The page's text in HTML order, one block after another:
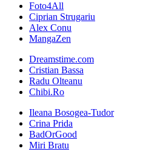
Foto4All
Ciprian Strugariu
Alex Conu
MangaZen
Dreamstime.com
Cristian Bassa
Radu Olteanu
Chibi.Ro
Ileana Bosogea-Tudor
Crina Prida
BadOrGood
Miri Bratu